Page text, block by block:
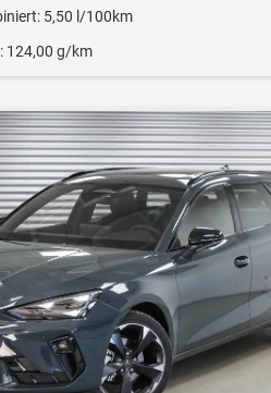
5,50 l/100km
124,00 g/km